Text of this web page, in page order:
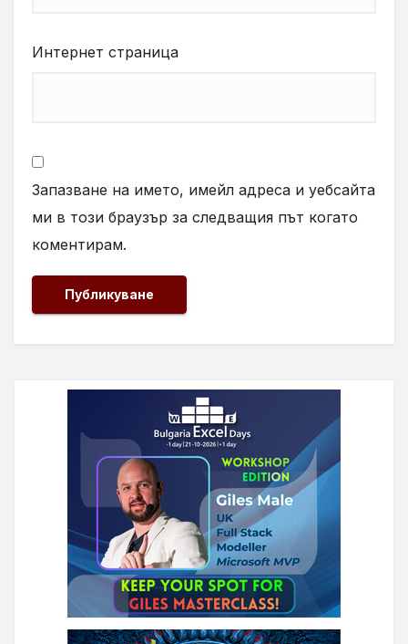
Интернет страница
Запазване на името, имейл адреса и уебсайта
ми в този браузър за следващия път когато
коментирам.